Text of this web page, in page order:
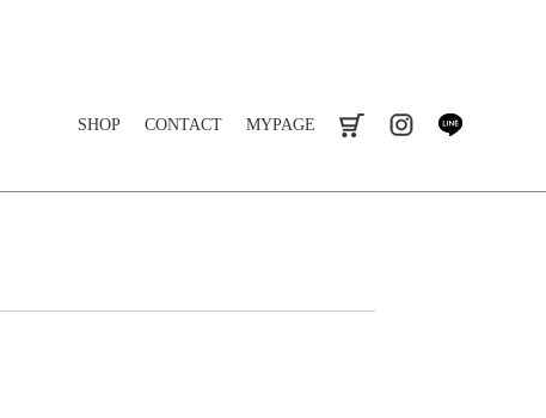
SHOP CONTACT MYPAGE instagram